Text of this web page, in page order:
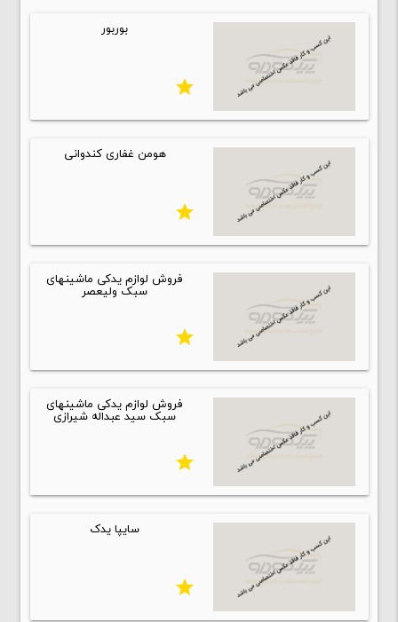
بوربور
star
هومن غفاری کندوانی
star
فروش لوازم یدکی ماشینهای
سبک ولیعصر
star
فروش لوازم یدکی ماشینهای
سبک سید عبداله شیرازی
star
سایپا یدک
star